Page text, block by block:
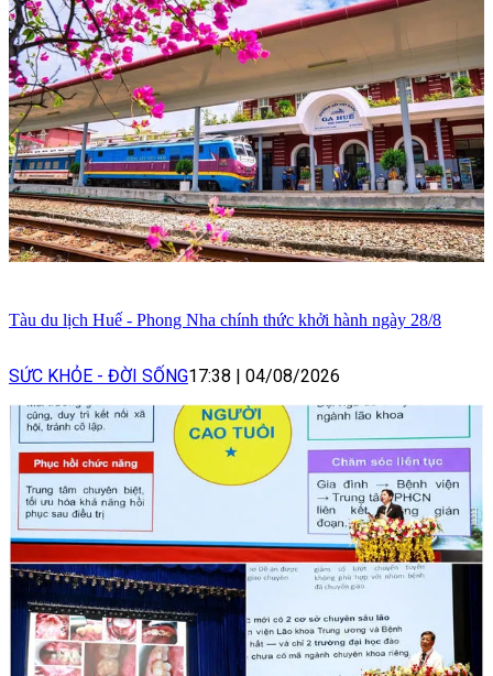
Tàu du lịch Huế - Phong Nha chính thức khởi hành ngày 28/8
SỨC KHỎE - ĐỜI SỐNG17:38 | 04/08/2026